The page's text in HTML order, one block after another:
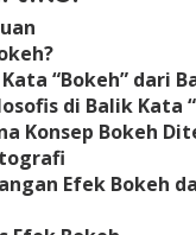
“Bokeh” dari
di Balik Kata
Konsep Bokeh
Efek Bokeh